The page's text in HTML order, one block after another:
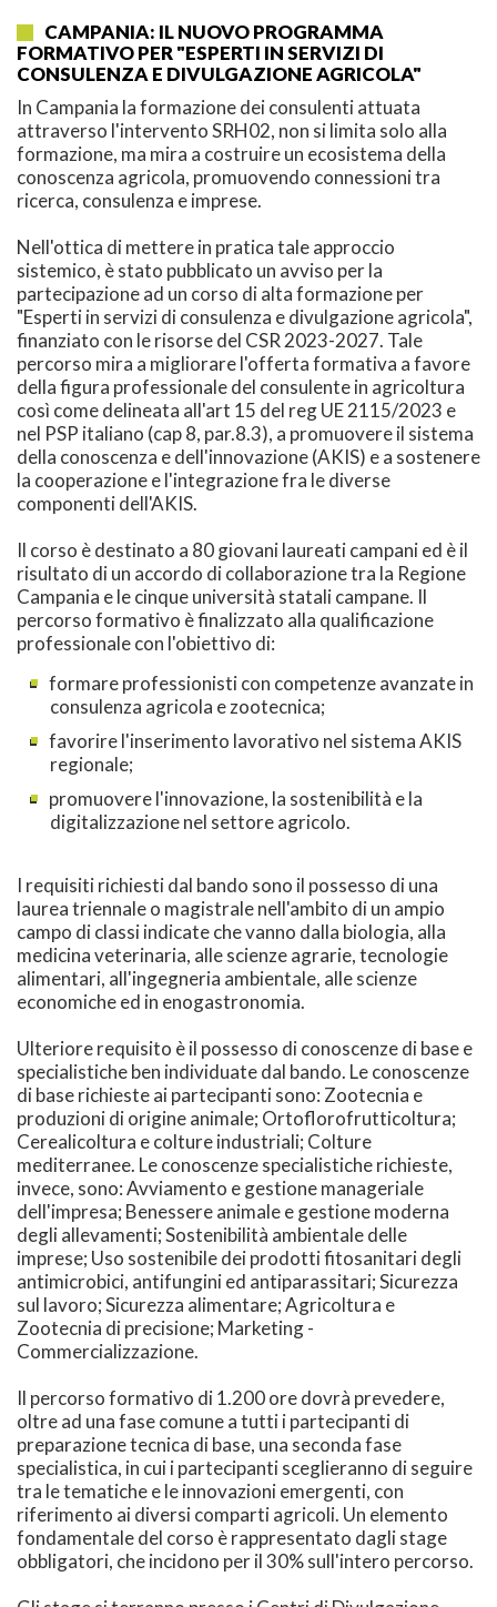
CAMPANIA: IL NUOVO PROGRAMMA
FORMATIVO PER "ESPERTI IN SERVIZI DI
CONSULENZA E DIVULGAZIONE AGRICOLA"
In Campania la formazione dei consulenti attuata
attraverso l'intervento SRH02, non si limita solo alla
formazione, ma mira a costruire un ecosistema della
conoscenza agricola, promuovendo connessioni tra
ricerca, consulenza e imprese.
Nell'ottica di mettere in pratica tale approccio
sistemico, è stato pubblicato un avviso per la
partecipazione ad un corso di alta formazione per
"Esperti in servizi di consulenza e divulgazione agricola",
finanziato con le risorse del CSR 2023-2027. Tale
percorso mira a migliorare l'offerta formativa a favore
della figura professionale del consulente in agricoltura
così come delineata all'art 15 del reg UE 2115/2023 e
nel PSP italiano (cap 8, par.8.3), a promuovere il sistema
della conoscenza e dell'innovazione (AKIS) e a sostenere
la cooperazione e l'integrazione fra le diverse
componenti dell'AKIS.
Il corso è destinato a 80 giovani laureati campani ed è il
risultato di un accordo di collaborazione tra la Regione
Campania e le cinque università statali campane. Il
percorso formativo è finalizzato alla qualificazione
professionale con l'obiettivo di:
formare professionisti con competenze avanzate in
consulenza agricola e zootecnica;
­favorire l'inserimento lavorativo nel sistema AKIS
regionale;
­promuovere l'innovazione, la sostenibilità e la
digitalizzazione nel settore agricolo.
I requisiti richiesti dal bando sono il possesso di una
laurea triennale o magistrale nell'ambito di un ampio
campo di classi indicate che vanno dalla biologia, alla
medicina veterinaria, alle scienze agrarie, tecnologie
alimentari, all'ingegneria ambientale, alle scienze
economiche ed in enogastronomia.
Ulteriore requisito è il possesso di conoscenze di base e
specialistiche ben individuate dal bando. Le conoscenze
di base richieste ai partecipanti sono: Zootecnia e
produzioni di origine animale; Ortoflorofrutticoltura;
Cerealicoltura e colture industriali; Colture
mediterranee. Le conoscenze specialistiche richieste,
invece, sono: Avviamento e gestione manageriale
dell'impresa; Benessere animale e gestione moderna
degli allevamenti; Sostenibilità ambientale delle
imprese; Uso sostenibile dei prodotti fitosanitari degli
antimicrobici, antifungini ed antiparassitari; Sicurezza
sul lavoro; Sicurezza alimentare; Agricoltura e
Zootecnia di precisione; Marketing -
Commercializzazione.
Il percorso formativo di 1.200 ore dovrà prevedere,
oltre ad una fase comune a tutti i partecipanti di
preparazione tecnica di base, una seconda fase
specialistica, in cui i partecipanti sceglieranno di seguire
tra le tematiche e le innovazioni emergenti, con
riferimento ai diversi comparti agricoli. Un elemento
fondamentale del corso è rappresentato dagli stage
obbligatori, che incidono per il 30% sull'intero percorso.